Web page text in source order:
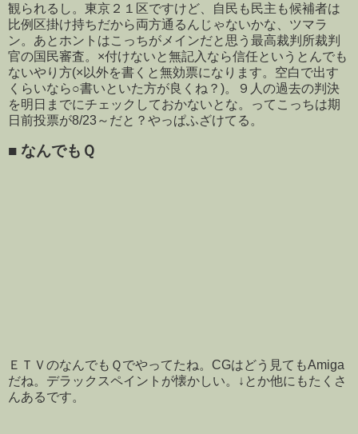
観られるし。東京２１区ですけど、自民も民主も候補者は
比例区掛け持ちだから両方通るんじゃないかな、ツマラ
ン。あとホントはこっちがメインだと思う最高裁判所裁判
官の国民審査。×付けないと無記入なら信任というとんでも
ないやり方(×以外を書くと無効票になります。空白で出す
くらいなら○書いといた方が良くね？)。９人の過去の判決
を明日までにチェックしておかないとな。ってこっちは期
日前投票が8/23～だと？やっぱふざけてる。
■ なんでもＱ
ＥＴＶのなんでもＱでやってたね。CGはどう見てもAmiga
だね。デラックスペイントが懐かしい。↓とか他にもたくさ
んあるです。